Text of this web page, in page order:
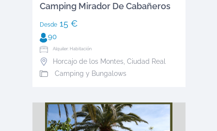
Camping Mirador De Cabañeros
Desde15 €
90
Alquiler: Habitación
Horcajo de los Montes, Ciudad Real
Camping y Bungalows